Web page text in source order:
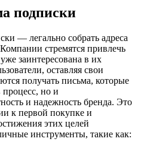
подписки
— легально собрать адреса
стремятся привлечь
заинтересована в их
оставляя свои
получать письма, которые
процесс, но и
и надежность бренда. Это
к первой покупке и
этих целей
инструменты, такие как: